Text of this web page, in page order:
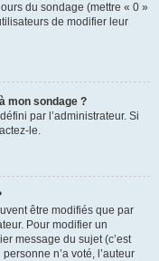
du sondage (mettre « 0 »
de modifier leur
mon sondage ?
par l’administrateur. Si
le.
être modifiés que par
Pour modifier un
message du sujet (c’est
n’a voté, l’auteur